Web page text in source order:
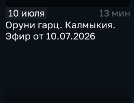
10 июля
13 мин
Оруни гарц. Калмыкия.
Эфир от 10.07.2026